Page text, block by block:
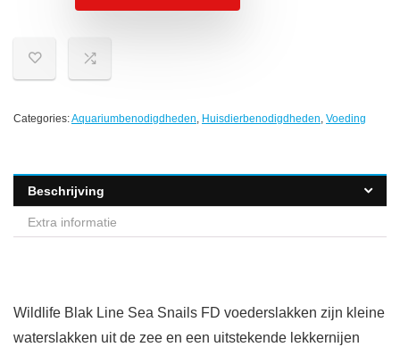
Categories:Aquariumbenodigdheden, Huisdierbenodigdheden, Voeding
Beschrijving
Extra informatie
Wildlife Blak Line Sea Snails FD voederslakken zijn kleine
waterslakken uit de zee en een uitstekende lekkernijen